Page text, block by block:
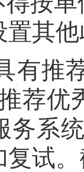
置其
有推
荐优
系
复试